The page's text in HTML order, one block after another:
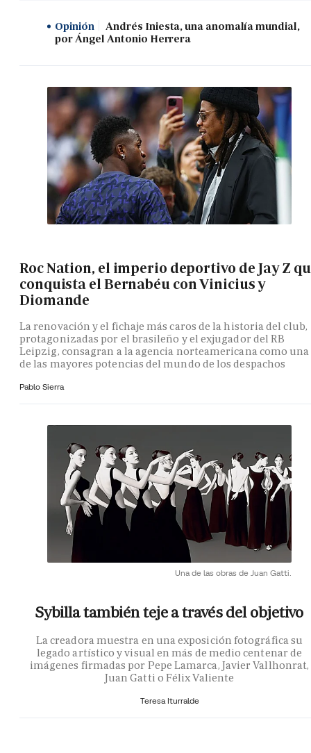
Opinión
Andrés Iniesta, una anomalía mundial,
por Ángel Antonio Herrera
Roc Nation, el imperio deportivo de Jay Z
conquista el Bernabéu con Vinicius y
Diomande
La renovación y el fichaje más caros de la historia del club,
protagonizadas por el brasileño y el exjugador del RB
Leipzig, consagran a la agencia norteamericana como una
de las mayores potencias del mundo de los despachos
Pablo Sierra
Una de las obras de Juan Gatti.
Sybilla también teje a través del objetivo
La creadora muestra en una exposición fotográfica su
legado artístico y visual en más de medio centenar de
imágenes firmadas por Pepe Lamarca, Javier Vallhonrat,
Juan Gatti o Félix Valiente
Teresa Iturralde